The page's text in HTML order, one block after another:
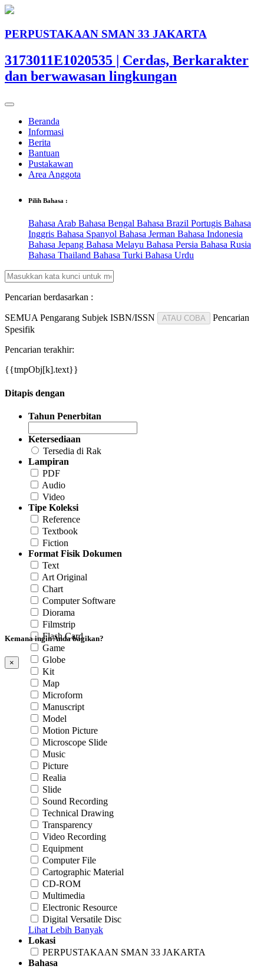
PERPUSTAKAAN SMAN 33 JAKARTA
3173011E1020535 | Cerdas, Berkarakter
dan berwawasan lingkungan
Beranda
Informasi
Berita
Bantuan
Pustakawan
Area Anggota
Pilih Bahasa :
Bahasa Arab Bahasa Bengal Bahasa Brazil Portugis Bahasa
Inggris Bahasa Spanyol Bahasa Jerman Bahasa Indonesia
Bahasa Jepang Bahasa Melayu Bahasa Persia Bahasa Rusia
Bahasa Thailand Bahasa Turki Bahasa Urdu
Pencarian berdasarkan :
SEMUA Pengarang Subjek ISBN/ISSN ATAU COBA
Pencarian
Spesifik
Pencarian terakhir:
{{tmpObj[k].text}}
Ditapis dengan
Tahun Penerbitan
Ketersediaan
Tersedia di Rak
Lampiran
PDF
Audio
Video
Tipe Koleksi
Reference
Textbook
Fiction
Format Fisik Dokumen
Text
Art Original
Chart
Computer Software
Diorama
Filmstrip
Flash Card
Game
Globe
Kit
Map
Microform
Manuscript
Model
Motion Picture
Microscope Slide
Music
Picture
Realia
Slide
Sound Recording
Technical Drawing
Transparency
Video Recording
Equipment
Computer File
Cartographic Material
CD-ROM
Multimedia
Electronic Resource
Digital Versatile Disc
Lihat Lebih Banyak
Lokasi
PERPUSTAKAAN SMAN 33 JAKARTA
Bahasa
Kemana ingin Anda bagikan?
×